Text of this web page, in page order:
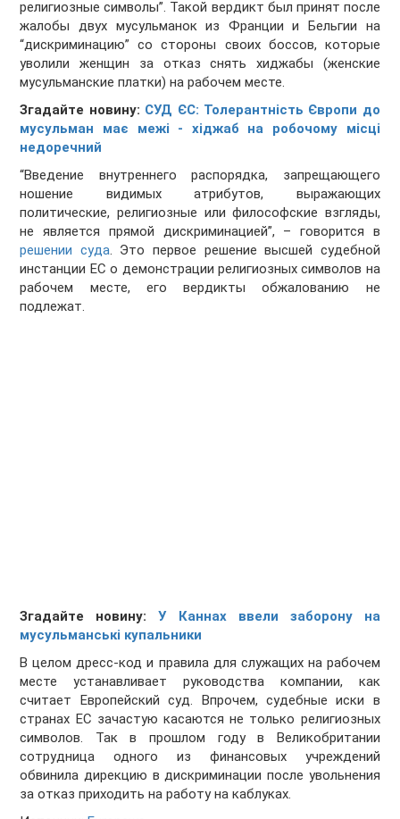
религиозные символы”. Такой вердикт был принят после
жалобы двух мусульманок из Франции и Бельгии на
“дискриминацию” со стороны своих боссов, которые
уволили женщин за отказ снять хиджабы (женские
мусульманские платки) на рабочем месте.
Згадайте новину: СУД ЄС: Толерантність Європи до
мусульман має межі - хіджаб на робочому місці
недоречний
“Введение внутреннего распорядка, запрещающего
ношение видимых атрибутов, выражающих
политические, религиозные или философские взгляды,
не является прямой дискриминацией”, – говорится в
решении суда. Это первое решение высшей судебной
инстанции ЕС о демонстрации религиозных символов на
рабочем месте, его вердикты обжалованию не
подлежат.
Згадайте новину:У Каннах ввели заборону на
мусульманські купальники
В целом дресс-код и правила для служащих на рабочем
месте устанавливает руководства компании, как
считает Европейский суд. Впрочем, судебные иски в
странах ЕС зачастую касаются не только религиозных
символов. Так в прошлом году в Великобритании
сотрудница одного из финансовых учреждений
обвинила дирекцию в дискриминации после увольнения
за отказ приходить на работу на каблуках.